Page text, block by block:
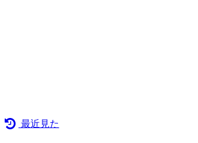
最近見た